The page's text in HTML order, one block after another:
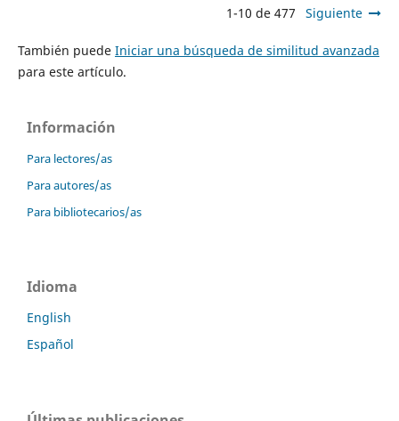
1-10 de 477 Siguiente
También puede Iniciar una búsqueda de similitud avanzada
para este artículo.
Información
Para lectores/as
Para autores/as
Para bibliotecarios/as
Idioma
English
Español